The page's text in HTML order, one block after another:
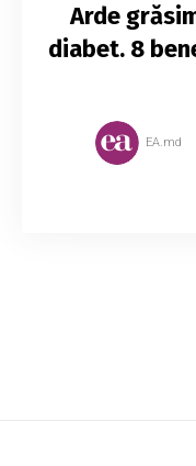
Arde
diabet. 8
EA.md